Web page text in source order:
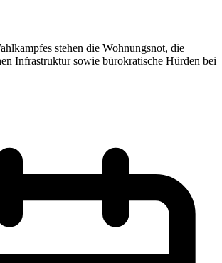
stehen die Wohnungsnot, die
Infrastruktur sowie bürokratische Hürden bei